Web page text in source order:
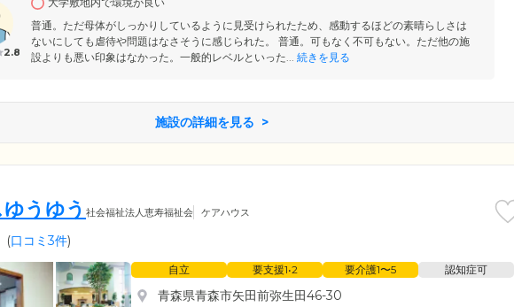
な自然に囲まれた環境。季節ごとに変化する景色は、ご入居者様やスタッフを楽しま
2.8
普通。ただ母体がしっかりしているように見受けられたため、感動するほどの素晴らしさは
ないにしても虐待や問題はなさそうに感じられた。 普通。可もなく不可もない。ただ他の施
設よりも悪い印象はなかった。一般的レベルといった...
続きを見る
施設の詳細を見る
うゆう 社会福祉法人恵寿福祉会 ケアハウス
(口コミ3件)
自立 要支援1•2 要介護1〜5 認知症可
青森県青森市矢田前弥生田46-30